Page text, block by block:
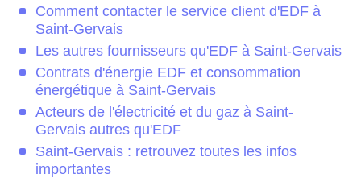
Comment contacter le service client d'EDF à
Saint-Gervais
Les autres fournisseurs qu'EDF à Saint-Gervais
Contrats d'énergie EDF et consommation
énergétique à Saint-Gervais
Acteurs de l'électricité et du gaz à Saint-
Gervais autres qu'EDF
Saint-Gervais : retrouvez toutes les infos
importantes